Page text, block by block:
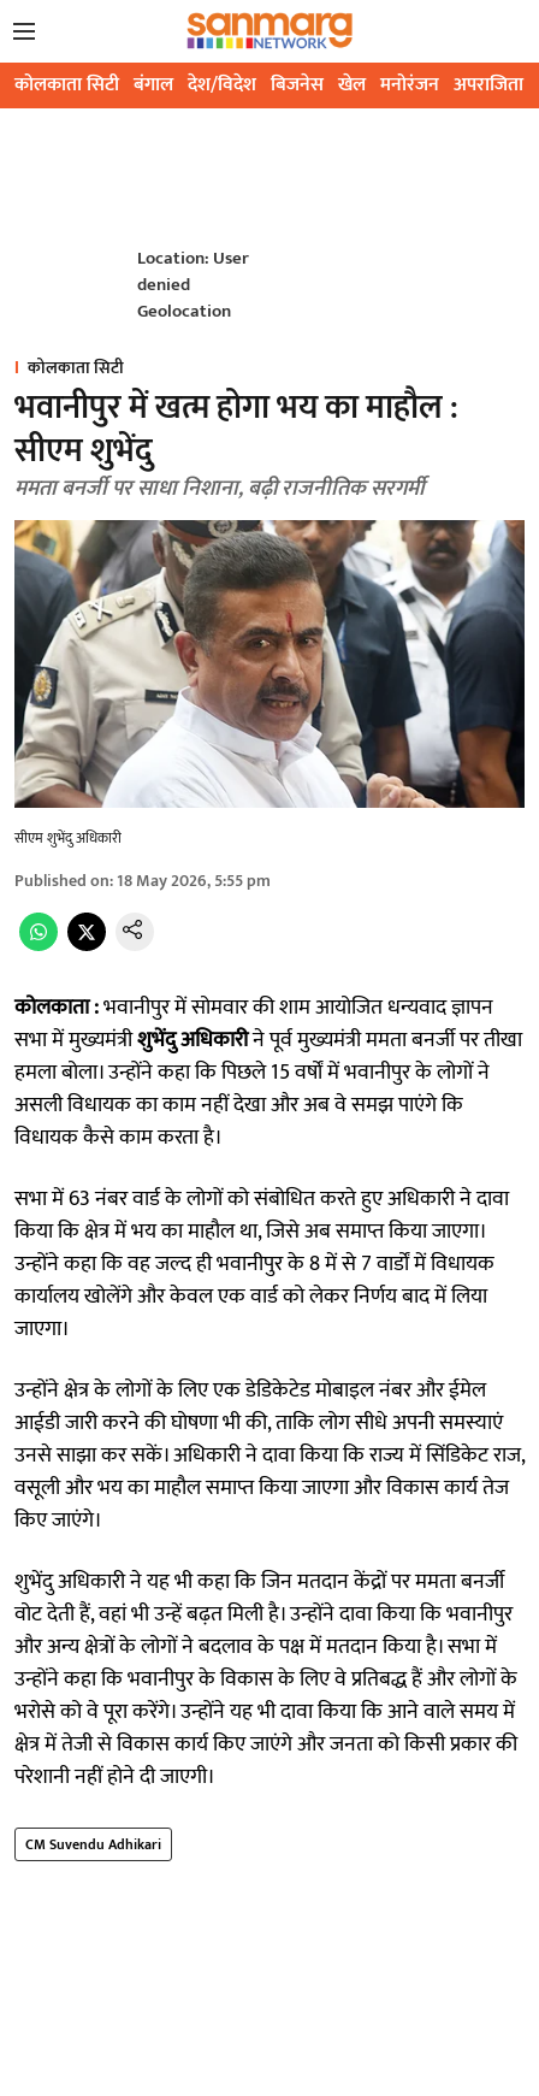
कोलकाता सिटी बंगाल देश/विदेश बिजनेस खेल मनोरंजन अपराजिता
Location: User
denied
Geolocation
कोलकाता सिटी
भवानीपुर में खत्म होगा भय का माहौल :
सीएम शुभेंदु
ममता बनर्जी पर साधा निशाना, बढ़ी राजनीतिक सरगर्मी
सीएम शुभेंदु अधिकारी
Published on:18 May 2026, 5:55 pm
कोलकाता :भवानीपुर में सोमवार की शाम आयोजित धन्यवाद ज्ञापन
सभा में मुख्यमंत्रीशुभेंदु अधिकारीने पूर्व मुख्यमंत्री ममता बनर्जी पर तीखा
हमला बोला। उन्होंने कहा कि पिछले 15 वर्षों में भवानीपुर के लोगों ने
असली विधायक का काम नहीं देखा और अब वे समझ पाएंगे कि
विधायक कैसे काम करता है।
सभा में 63 नंबर वार्ड के लोगों को संबोधित करते हुए अधिकारी ने दावा
किया कि क्षेत्र में भय का माहौल था, जिसे अब समाप्त किया जाएगा।
उन्होंने कहा कि वह जल्द ही भवानीपुर के 8 में से 7 वार्डों में विधायक
कार्यालय खोलेंगे और केवल एक वार्ड को लेकर निर्णय बाद में लिया
जाएगा।
उन्होंने क्षेत्र के लोगों के लिए एक डेडिकेटेड मोबाइल नंबर और ईमेल
आईडी जारी करने की घोषणा भी की, ताकि लोग सीधे अपनी समस्याएं
उनसे साझा कर सकें। अधिकारी ने दावा किया कि राज्य में सिंडिकेट राज,
वसूली और भय का माहौल समाप्त किया जाएगा और विकास कार्य तेज
किए जाएंगे।
शुभेंदु अधिकारी ने यह भी कहा कि जिन मतदान केंद्रों पर ममता बनर्जी
वोट देती हैं, वहां भी उन्हें बढ़त मिली है। उन्होंने दावा किया कि भवानीपुर
और अन्य क्षेत्रों के लोगों ने बदलाव के पक्ष में मतदान किया है। सभा में
उन्होंने कहा कि भवानीपुर के विकास के लिए वे प्रतिबद्ध हैं और लोगों के
भरोसे को वे पूरा करेंगे। उन्होंने यह भी दावा किया कि आने वाले समय में
क्षेत्र में तेजी से विकास कार्य किए जाएंगे और जनता को किसी प्रकार की
परेशानी नहीं होने दी जाएगी।
CM Suvendu Adhikari